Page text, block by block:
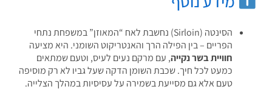
הסינטה (Sirloin) נחשבת לאח “המאוזן” במשפחת נתחי
הפריים – בין הפילה הרך והאנטריקוט השומני. היא מציעה
חוויית בשר נקייה, עם מרקם נעים לעיס, וטעם שמתאים
כמעט לכל חיך. שכבת השומן הדקה שעל גביו לא רק מוסיפה
טעם אלא גם מסייעת בשמירה על עסיסיות במהלך הצלייה.